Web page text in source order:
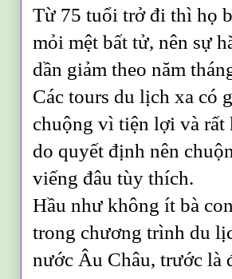
Từ 75 tuổi trở đi thì họ
mỏi mệt bất tử, nên sự
dần giảm theo năm
Các tours du lịch xa có
chuộng vì tiện lợi và
do quyết định nên
viếng đâu tùy thích.
Hầu như không ít bà
trong chương trình du
nước Âu Châu, trước là